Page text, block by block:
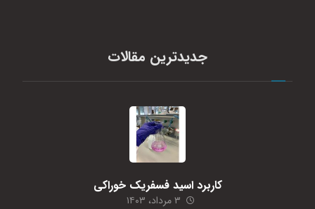
جدیدترین مقالات
کاربرد اسید فسفریک خوراکی
۳ مرداد، ۱۴۰۳